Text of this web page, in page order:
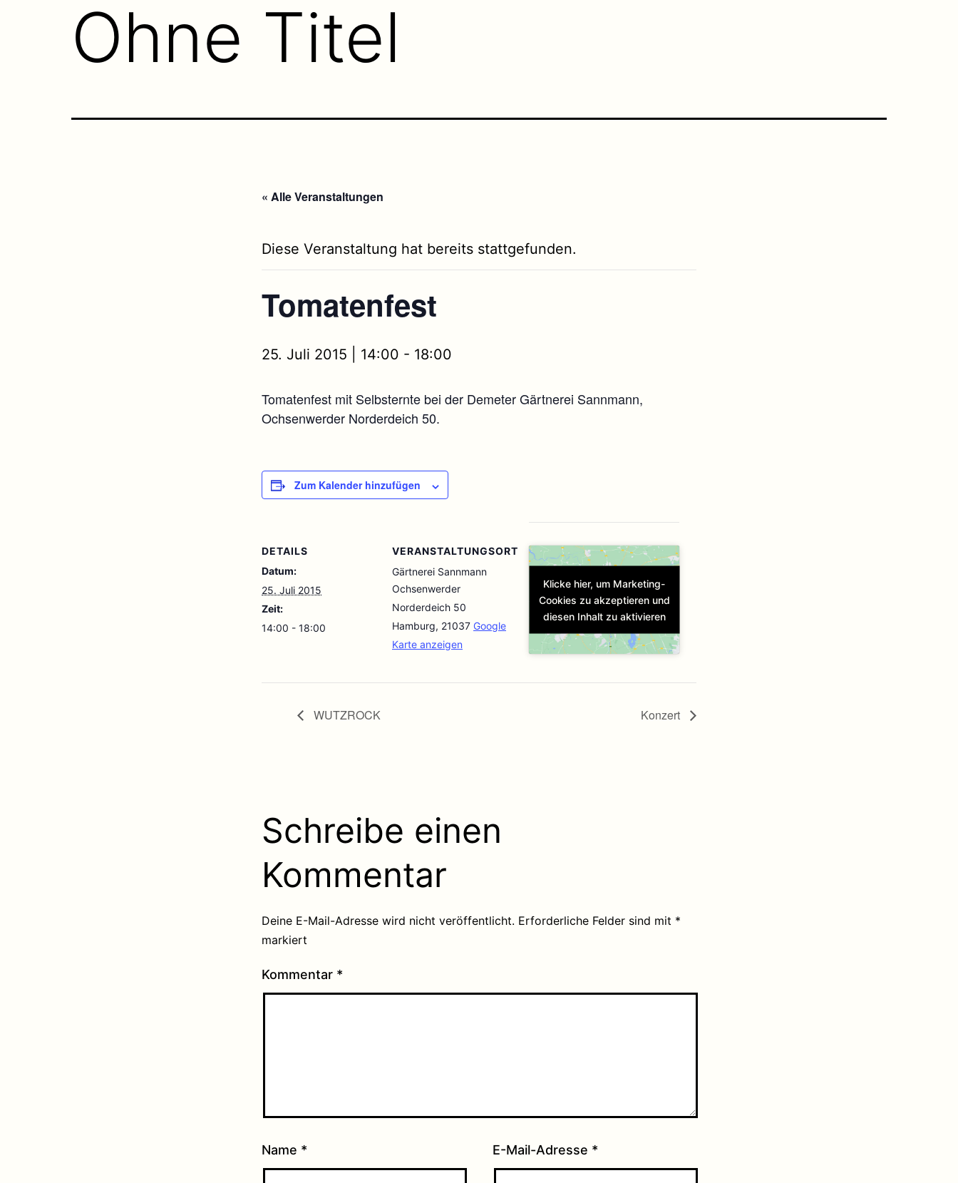
Ohne Titel
« Alle Veranstaltungen
Diese Veranstaltung hat bereits stattgefunden.
Tomatenfest
25. Juli 2015 | 14:00 - 18:00
Tomatenfest mit Selbsternte bei der Demeter Gärtnerei Sannmann,
Ochsenwerder Norderdeich 50.
Zum Kalender hinzufügen
DETAILS
Datum:
25. Juli 2015
Zeit:
14:00 - 18:00
VERANSTALTUNGSORT
Gärtnerei Sannmann
Ochsenwerder
Norderdeich 50
Hamburg, 21037 Google
Karte anzeigen
Klicke hier, um Marketing-
Cookies zu akzeptieren und
diesen Inhalt zu aktivieren
WUTZROCK Konzert
Schreibe einen
Kommentar
Deine E-Mail-Adresse wird nicht veröffentlicht. Erforderliche Felder sind mit *
markiert
Kommentar *
Name * E-Mail-Adresse *